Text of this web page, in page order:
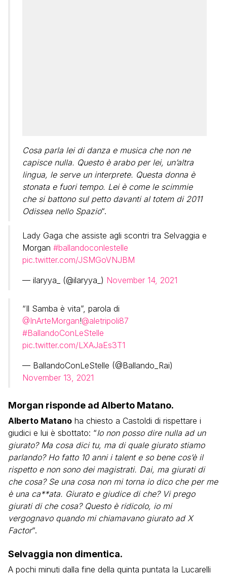
Cosa parla lei di danza e musica che non ne
capisce nulla. Questo è arabo per lei, un’altra
lingua, le serve un interprete. Questa donna è
stonata e fuori tempo. Lei è come le scimmie
che si battono sul petto davanti al totem di 2011
Odissea nello Spazio“.
Lady Gaga che assiste agli scontri tra Selvaggia e
Morgan #ballandoconlestelle
pic.twitter.com/JSMGoVNJBM
— ilaryya_ (@ilaryya_) November 14, 2021
“Il Samba è vita”, parola di
@InArteMorgan!@aletripoli87
#BallandoConLeStelle
pic.twitter.com/LXAJaEs3T1
— BallandoConLeStelle (@Ballando_Rai)
November 13, 2021
Morgan risponde ad Alberto Matano.
Alberto Matano ha chiesto a Castoldi di rispettare i
giudici e lui è sbottato: “Io non posso dire nulla ad un
giurato? Ma cosa dici tu, ma di quale giurato stiamo
parlando? Ho fatto 10 anni i talent e so bene cos’è il
rispetto e non sono dei magistrati. Dai, ma giurati di
che cosa? Se una cosa non mi torna io dico che per me
è una ca**ata. Giurato e giudice di che? Vi prego
giurati di che cosa? Questo è ridicolo, io mi
vergognavo quando mi chiamavano giurato ad X
Factor“.
Selvaggia non dimentica.
A pochi minuti dalla fine della quinta puntata la Lucarelli